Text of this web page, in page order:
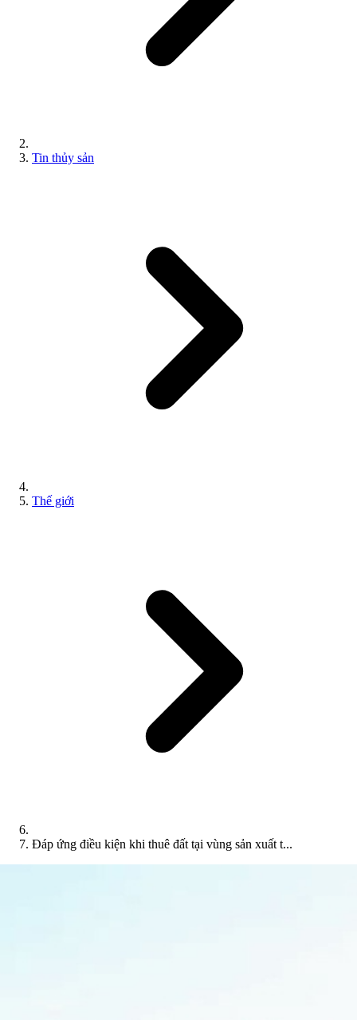
Tin thủy sản
Thế giới
Đáp ứng điều kiện khi thuê đất tại vùng sản xuất t...